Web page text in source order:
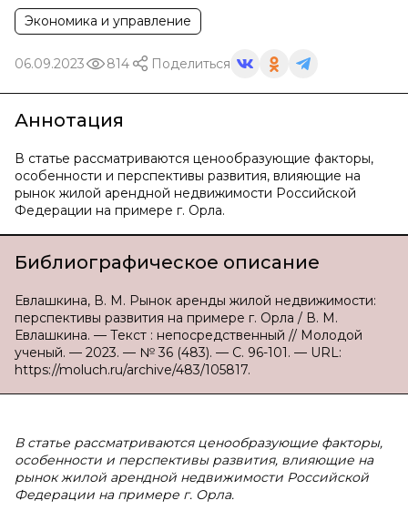
Экономика и управление
06.09.2023 814 Поделиться
Аннотация
В статье рассматриваются ценообразующие факторы,
особенности и перспективы развития, влияющие на
рынок жилой арендной недвижимости Российской
Федерации на примере г. Орла.
Библиографическое описание
Евлашкина, В. М. Рынок аренды жилой недвижимости:
перспективы развития на примере г. Орла / В. М.
Евлашкина. — Текст : непосредственный // Молодой
ученый. — 2023. — № 36 (483). — С. 96-101. — URL:
https://moluch.ru/archive/483/105817.
В статье рассматриваются ценообразующие факторы,
особенности и перспективы развития, влияющие на
рынок жилой арендной недвижимости Российской
Федерации на примере г. Орла.